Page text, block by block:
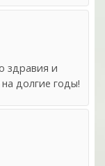
здравия и
долгие годы!